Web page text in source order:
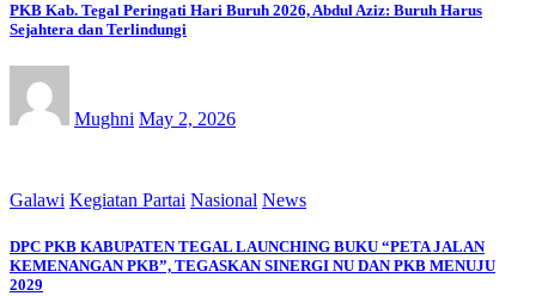
PKB Kab. Tegal Peringati Hari Buruh 2026, Abdul Aziz: Buruh Harus
Sejahtera dan Terlindungi
Mughni May 2, 2026
Galawi Kegiatan Partai Nasional News
DPC PKB KABUPATEN TEGAL LAUNCHING BUKU “PETA JALAN
KEMENANGAN PKB”, TEGASKAN SINERGI NU DAN PKB MENUJU
2029